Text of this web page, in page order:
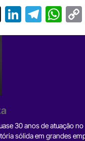
T
hr
s
Li
n
T
el
W
h
30 anos de atuação
sólida em grandes